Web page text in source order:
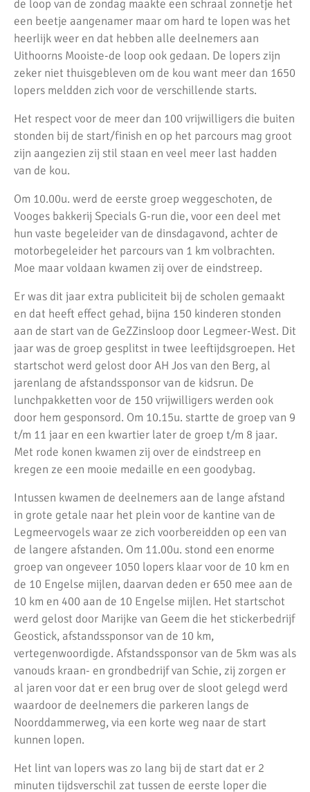
de loop van de zondag maakte een schraal zonnetje het
een beetje aangenamer maar om hard te lopen was het
heerlijk weer en dat hebben alle deelnemers aan
Uithoorns Mooiste-de loop ook gedaan. De lopers zijn
zeker niet thuisgebleven om de kou want meer dan 1650
lopers meldden zich voor de verschillende starts.
Het respect voor de meer dan 100 vrijwilligers die buiten
stonden bij de start/finish en op het parcours mag groot
zijn aangezien zij stil staan en veel meer last hadden
van de kou.
Om 10.00u. werd de eerste groep weggeschoten, de
Vooges bakkerij Specials G-run die, voor een deel met
hun vaste begeleider van de dinsdagavond, achter de
motorbegeleider het parcours van 1 km volbrachten.
Moe maar voldaan kwamen zij over de eindstreep.
Er was dit jaar extra publiciteit bij de scholen gemaakt
en dat heeft effect gehad, bijna 150 kinderen stonden
aan de start van de GeZZinsloop door Legmeer-West. Dit
jaar was de groep gesplitst in twee leeftijdsgroepen. Het
startschot werd gelost door AH Jos van den Berg, al
jarenlang de afstandssponsor van de kidsrun. De
lunchpakketten voor de 150 vrijwilligers werden ook
door hem gesponsord. Om 10.15u. startte de groep van 9
t/m 11 jaar en een kwartier later de groep t/m 8 jaar.
Met rode konen kwamen zij over de eindstreep en
kregen ze een mooie medaille en een goodybag.
Intussen kwamen de deelnemers aan de lange afstand
in grote getale naar het plein voor de kantine van de
Legmeervogels waar ze zich voorbereidden op een van
de langere afstanden. Om 11.00u. stond een enorme
groep van ongeveer 1050 lopers klaar voor de 10 km en
de 10 Engelse mijlen, daarvan deden er 650 mee aan de
10 km en 400 aan de 10 Engelse mijlen. Het startschot
werd gelost door Marijke van Geem die het stickerbedrijf
Geostick, afstandssponsor van de 10 km,
vertegenwoordigde. Afstandssponsor van de 5km was als
vanouds kraan- en grondbedrijf van Schie, zij zorgen er
al jaren voor dat er een brug over de sloot gelegd werd
waardoor de deelnemers die parkeren langs de
Noorddammerweg, via een korte weg naar de start
kunnen lopen.
Het lint van lopers was zo lang bij de start dat er 2
minuten tijdsverschil zat tussen de eerste loper die